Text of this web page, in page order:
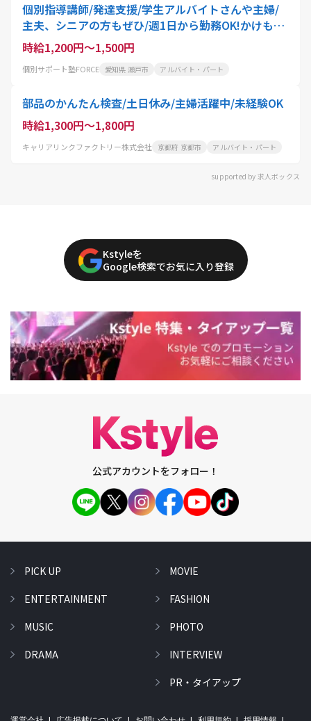
個別指導講師/発達支援/学生アルバイトさんや主婦/
主夫、シニアの方もぜひ/週1日から勤務OK!かけもち
バイトにもおすすめ
時給1,200円～1,500円
個別サポート塾FORCE 愛知県 瀬戸市 アルバイト・パート
部品のかんたん検査/土日休み/主婦活躍中/未経験OK
時給1,300円～1,800円
キャリアリンクファクトリー株式会社 京都府 京都市 アルバイト・パート
supported by 求人ボックス
Kstyleを
Google検索でお気に入り登録
公式アカウントをフォロー！
PICK UP
ENTERTAINMENT
MUSIC
DRAMA
MOVIE
FASHION
PHOTO
INTERVIEW
PR・タイアップ